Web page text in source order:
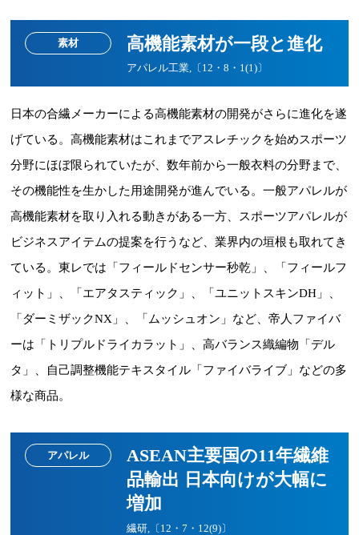
素材 高機能素材が一段と進化
アパレル工業,〔12・8・1(1)〕
日本の合繊メーカーによる高機能素材の開発がさらに進化を遂
げている。高機能素材はこれまでアスレチックを始めスポーツ
分野にほぼ限られていたが、数年前から一般衣料の分野まで、
その機能性を生かした用途開発が進んでいる。一般アパレルが
高機能素材を取り入れる動きがある一方、スポーツアパレルが
ビジネスアイテムの提案を行うなど、業界内の垣根も取れてき
ている。東レでは「フィールドセンサー秒乾」、「フィールフ
ィット」、「エアタスティック」、「ユニットスキンDH」、
「ダーミザックNX」、「ムッシュオン」など、帝人ファイバ
ーは「トリプルドライカラット」、高バランス織編物「デル
タ」、自己調整機能テキスタイル「ファイバライブ」などの多
様な商品。
アパレル
ASEAN主要国の11年繊維
品輸出 日本向けが大幅に
増加
繊研,〔12・7・12(9)〕